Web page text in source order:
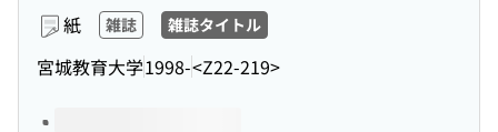
紙 雑誌 雑誌タイトル
宮城教育大学1998-<Z22-219>
このタイトルの巻号